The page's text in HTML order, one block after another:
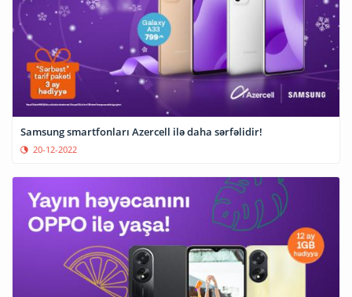
Samsung smartfonları Azercell ilə daha sərfəlidir!
20-12-2022